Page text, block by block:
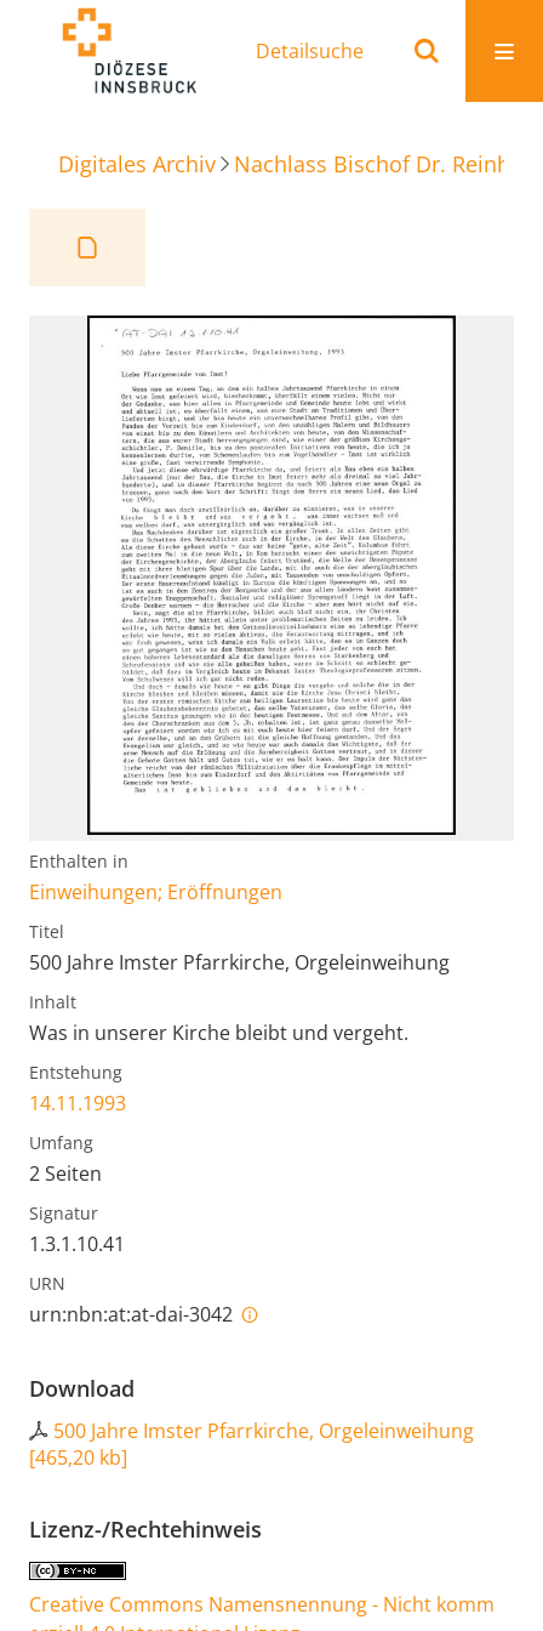
Detailsuche
Digitales Archiv Nachlass Bischof Dr.
Enthalten in
Einweihungen; Eröffnungen
Titel
500 Jahre Imster Pfarrkirche, Orgeleinweihung
Inhalt
Was in unserer Kirche bleibt und vergeht.
Entstehung
14.11.1993
Umfang
2 Seiten
Signatur
1.3.1.10.41
URN
urn:nbn:at:at-dai-3042
Download
500 Jahre Imster Pfarrkirche, Orgeleinweihung
[465,20 kb]
Lizenz-/Rechtehinweis
Creative Commons Namensnennung - Nicht komm